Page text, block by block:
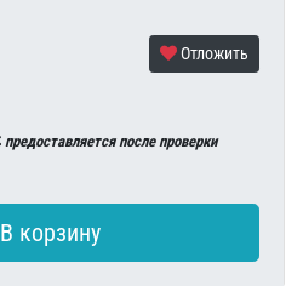
Отложить
предоставляется после проверки
В корзину